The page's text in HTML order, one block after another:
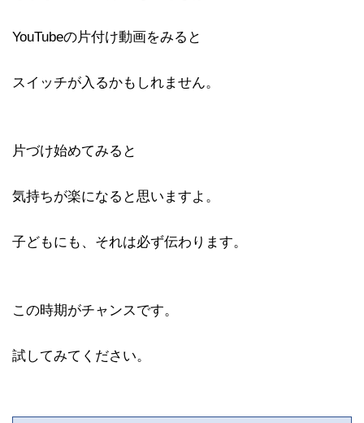
YouTubeの片付け動画をみると
スイッチが入るかもしれません。
片づけ始めてみると
気持ちが楽になると思いますよ。
子どもにも、それは必ず伝わります。
この時期がチャンスです。
試してみてください。